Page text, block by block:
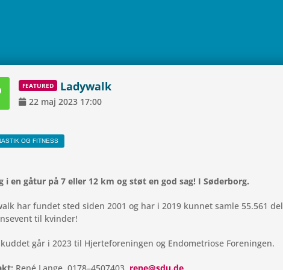
FEA­TU­RED Ladywalk
22 maj 2023 17:00
OG FITNESS
i en gåtur på 7 eller 12 km og støt en god sag! I Søderborg.
har fundet sted siden 2001 og har i 2019 kunnet samle 55.561
til kvinder!
går i 2023 til Hjer­te­for­e­nin­gen og Endo­me­triose Foreningen.